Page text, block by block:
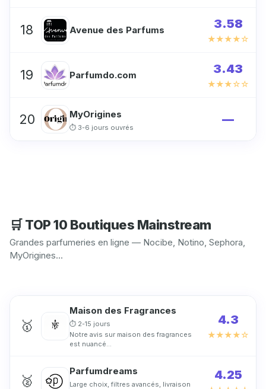
18 Avenue des Parfums 3.58
★★★★☆
19 Parfumdo.com 3.43
★★★☆☆
20 MyOrigines
⏱ 3-6 jours ouvrés
—
🛒 TOP 10 Boutiques Mainstream
Grandes parfumeries en ligne — Nocibe, Notino, Sephora,
MyOrigines...
🥇
Maison des Fragrances
⏱ 2-15 jours
Notre avis sur maison des fragrances
est nuancé…
4.3
★★★★☆
🥈
Parfumdreams
Large choix, filtres avancés, livraison
4.25